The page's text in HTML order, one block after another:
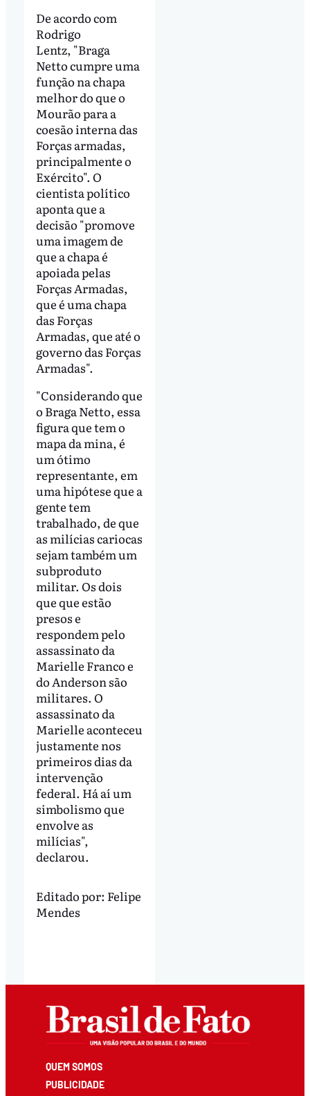
De acordo com
Rodrigo
Lentz, "Braga
Netto cumpre uma
função na chapa
melhor do que o
Mourão para a
coesão interna das
Forças armadas,
principalmente o
Exército". O
cientista político
aponta que a
decisão "promove
uma imagem de
que a chapa é
apoiada pelas
Forças Armadas,
que é uma chapa
das Forças
Armadas, que até o
governo das Forças
Armadas".
"Considerando que
o Braga Netto, essa
figura que tem o
mapa da mina, é
um ótimo
representante, em
uma hipótese que a
gente tem
trabalhado, de que
as milícias cariocas
sejam também um
subproduto
militar. Os dois
que que estão
presos e
respondem pelo
assassinato da
Marielle Franco e
do Anderson são
militares. O
assassinato da
Marielle aconteceu
justamente nos
primeiros dias da
intervenção
federal. Há aí um
simbolismo que
envolve as
milícias",
declarou.
Editado por: Felipe
Mendes
QUEM SOMOS
PUBLICIDADE